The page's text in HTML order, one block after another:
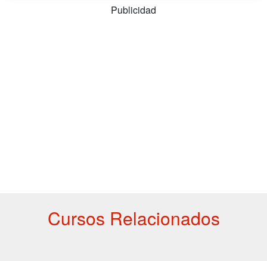
Publicidad
Cursos Relacionados